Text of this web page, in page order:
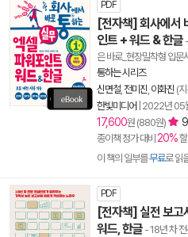
PDF
[전자책] 회사에서
인트 + 워드 & 한글
은 바로_현장밀착형 입문
통하는 시리즈
신면철 전미진 이화진 (
한빛미디어 2022년 05
17,600원 (880원)
종이책 정가 대비 20%
이 책의 일부를무료로 읽
PDF
[전자책] 실전 보고
워드, 한글 - 18년 차